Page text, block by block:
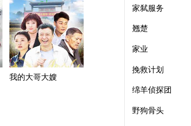
我的大哥大嫂
家弑服务
翘楚
家业
挽救计划
绵羊侦探团
野狗骨头